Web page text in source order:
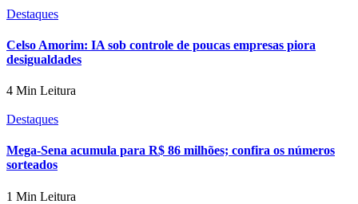
Destaques
Celso Amorim: IA sob controle de poucas empresas piora
desigualdades
4 Min Leitura
Destaques
Mega-Sena acumula para R$ 86 milhões; confira os números
sorteados
1 Min Leitura